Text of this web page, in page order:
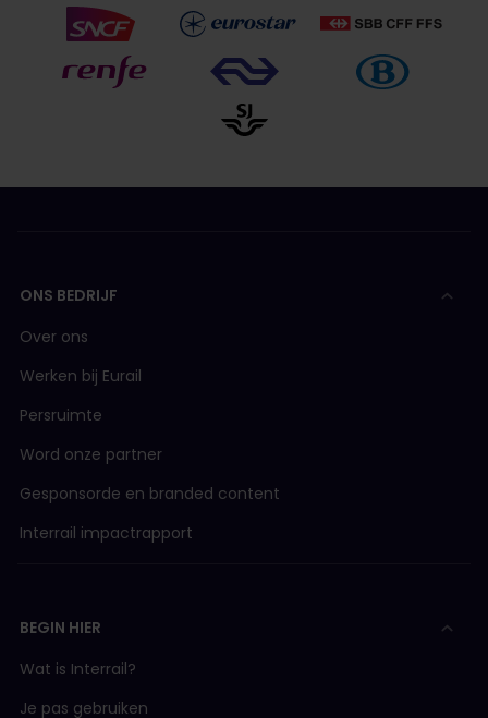
ONS BEDRIJF
Over ons
Werken bij Eurail
Persruimte
Word onze partner
Gesponsorde en branded content
Interrail impactrapport
BEGIN HIER
Wat is Interrail?
Je pas gebruiken